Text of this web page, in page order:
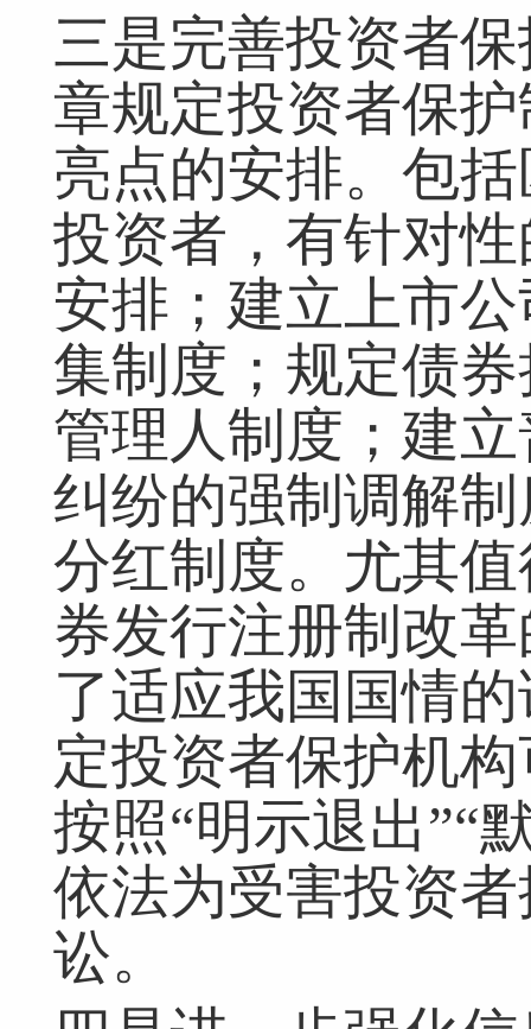
三是完善投资者
章规定投资者保
亮点的安排。包
投资者，有针对
安排；建立上市
集制度；规定债
管理人制度；建
纠纷的强制调解
分红制度。尤其
券发行注册制改
了适应我国国情
定投资者保护机
按照“明示退出”“
依法为受害投资
讼。